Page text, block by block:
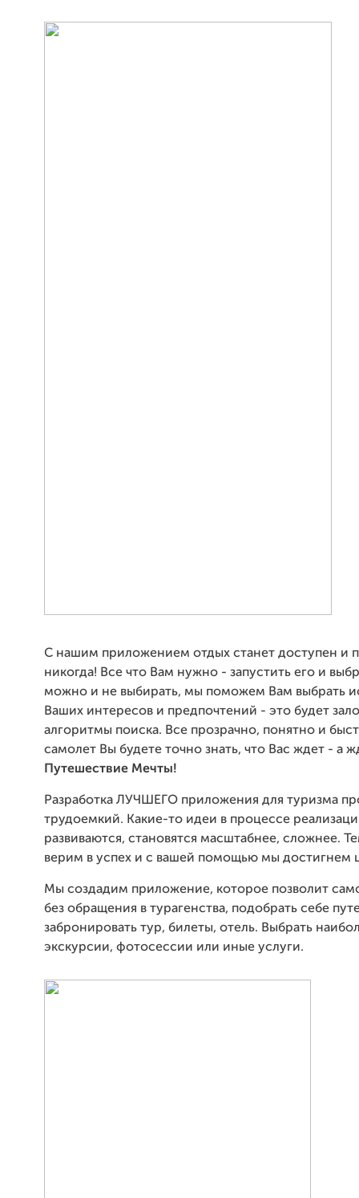
С нашим приложением отдых станет доступен и
никогда! Все что Вам нужно - запустить его и
можно и не выбирать, мы поможем Вам выбрать
Ваших интересов и предпочтений - это будет
алгоритмы поиска. Все прозрачно, понятно и
самолет Вы будете точно знать, что Вас ждет - а
Путешествие Мечты!
Разработка ЛУЧШЕГО приложения для туризма
трудоемкий. Какие-то идеи в процессе
развиваются, становятся масштабнее, сложнее.
верим в успех и с вашей помощью мы достигнем
Мы создадим приложение, которое позволит
без обращения в турагенства, подобрать себе
забронировать тур, билеты, отель. Выбрать
экскурсии, фотосессии или иные услуги.